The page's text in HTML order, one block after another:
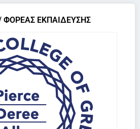
ΕΚΠΑΙΔΕΥΣΗΣ